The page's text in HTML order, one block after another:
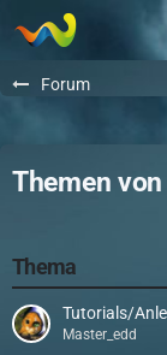
Forum
Themen
Thema
Tutorials/
Master_edd